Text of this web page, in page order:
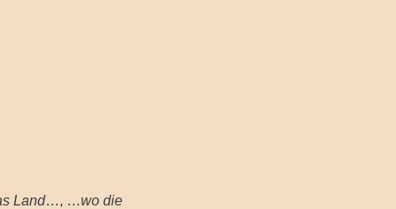
Land…, …wo die